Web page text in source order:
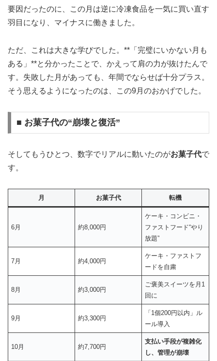
要因だったのに、この月は逆に冷凍食品を一気に買い直す
羽目になり、マイナスに働きました。
ただ、これは大きな学びでした。**「完璧にいかない月も
ある」**と分かったことで、かえって肩の力が抜けたんで
す。失敗した月があっても、年間でならせば十分プラス。
そう思えるようになったのは、この9月のおかげでした。
■ お菓子代の“崩壊と復活”
そしてもうひとつ、数字でリアルに動いたのがお菓子代で
す。
月 お菓子代 転機
6月 約8,000円
ケーキ・コンビニ・
ファストフード“やり
放題”
7月 約4,000円
ケーキ・ファストフ
ードを自粛
8月 約3,000円
ご褒美スイーツを月1
回に
9月 約3,300円
「1個200円以内」ル
ール導入
10月 約7,700円
支払い手段が複雑化
し、管理が崩壊